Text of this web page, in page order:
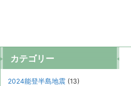
カテゴリー
2024能登半島地震 (13)